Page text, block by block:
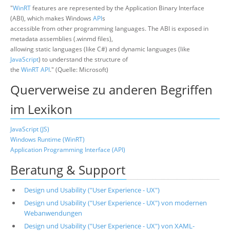
"WinRTfeatures are represented by the Application Binary Interface
(ABI), which makes Windows APIs
accessible from other programming languages. The ABI is exposed in
metadata assemblies (.winmd files),
allowing static languages (like C#) and dynamic languages (like
JavaScript) to understand the structure of
the WinRTAPI." (Quelle: Microsoft)
Querverweise zu anderen Begriffen
im Lexikon
JavaScript (JS)
Windows Runtime (WinRT)
Application Programming Interface (API)
Beratung & Support
Design und Usability ("User Experience - UX")
Design und Usability ("User Experience - UX") von modernen
Webanwendungen
Design und Usability ("User Experience - UX") von XAML-